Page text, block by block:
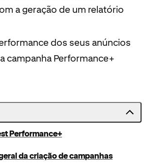
a geração de um relatório
dos seus anúncios
campanha Performance+
Performance+
da criação de campanhas